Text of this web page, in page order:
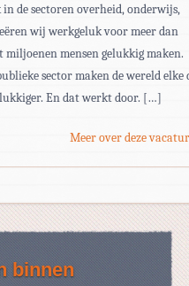
de sectoren overheid, onderwijs,
wij werkgeluk voor meer dan
mensen gelukkig maken.
sector maken de wereld elke
En dat werkt door. […]
Meer over deze
binnen